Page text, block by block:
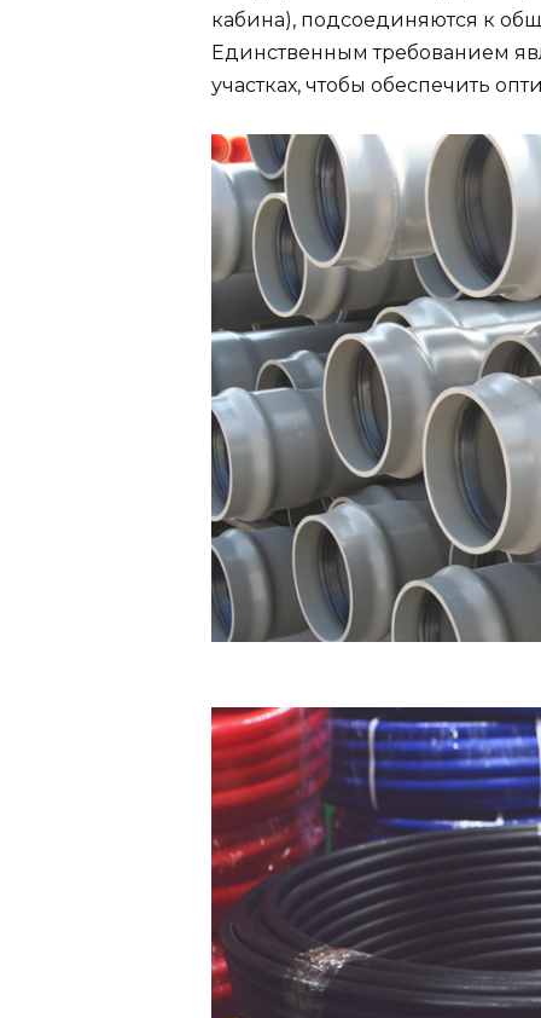
кабина), подсоединяются к
Единственным требованием
участках, чтобы обеспечить